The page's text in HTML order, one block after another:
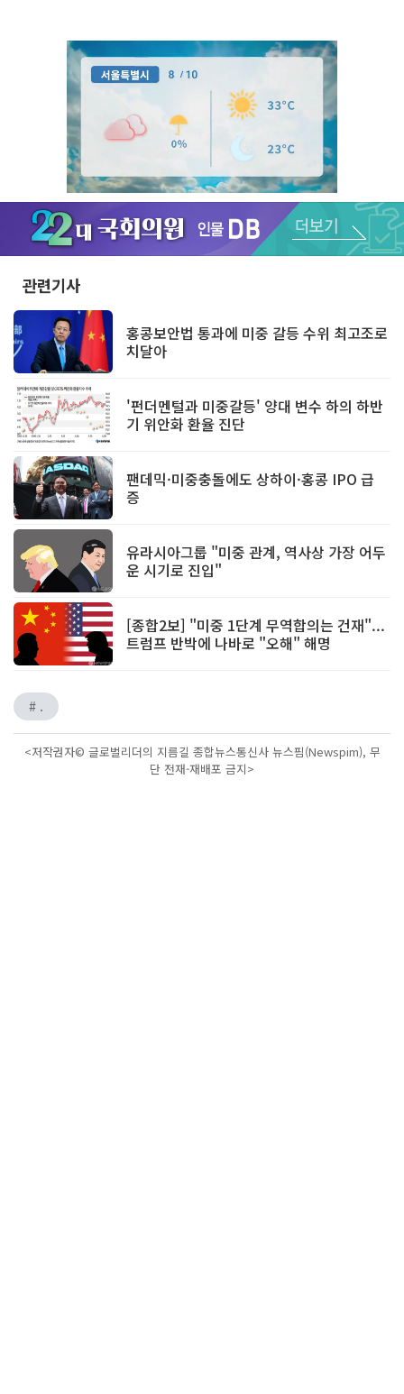
Unmute
관련기사
홍콩보안법 통과에 미중 갈등 수위 최고조로
치달아
'펀더멘털과 미중갈등' 양대 변수 하의 하반
기 위안화 환율 진단
팬데믹·미중충돌에도 상하이·홍콩 IPO 급
증
유라시아그룹 "미중 관계, 역사상 가장 어두
운 시기로 진입"
[종합2보] "미중 1단계 무역합의는 건재"...
트럼프 반박에 나바로 "오해" 해명
# .
<저작권자© 글로벌리더의 지름길 종합뉴스통신사 뉴스핌(Newspim), 무
단 전재-재배포 금지>